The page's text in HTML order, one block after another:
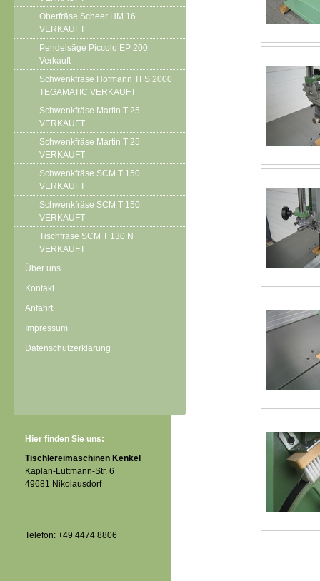
Oberfräse Scheer HM 16
VERKAUFT
Pendelsäge Piccolo EP 200
Verkauft
Schwenkfräse Hofmann TFS 2000
TEGAMATIC VERKAUFT
Schwenkfräse Martin T 25
VERKAUFT
Schwenkfräse Martin T 25
VERKAUFT
Schwenkfräse SCM T 150
VERKAUFT
Schwenkfräse SCM T 150
VERKAUFT
Tischfräse SCM T 130 N
VERKAUFT
Über uns
Kontakt
Anfahrt
Impressum
Datenschutzerklärung
Hier finden Sie uns:
Tischlereimaschinen Kenkel
Kaplan-Luttmann-Str. 6
49681 Nikolausdorf
Telefon: +49 4474 8806